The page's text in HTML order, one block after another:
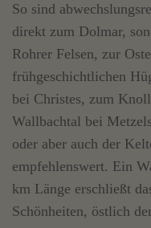
So sind
direkt zum Dolmar,
Rohrer Felsen, zur
frühgeschichtlichen
bei Christes, zum
Wallbachtal bei
oder aber auch der
empfehlenswert. Ein
km Länge erschließt
Schönheiten, östlich